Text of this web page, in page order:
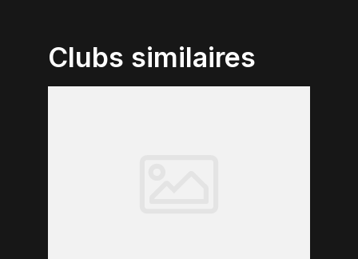
Clubs similaires